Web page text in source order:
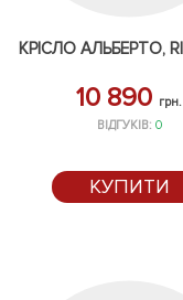
КРІСЛО АЛЬБЕРТО,
10 890 грн.
ВІДГУКІВ: 0
КУПИТИ